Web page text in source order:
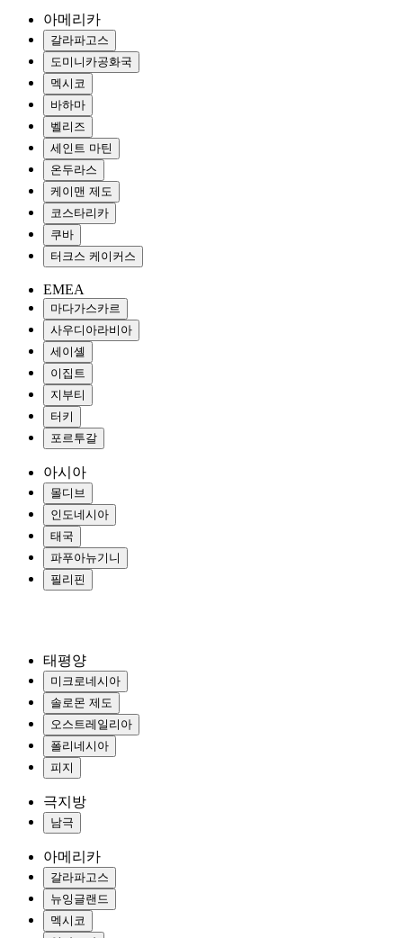
아메리카
갈라파고스
도미니카공화국
멕시코
바하마
벨리즈
세인트 마틴
온두라스
케이맨 제도
코스타리카
쿠바
터크스 케이커스
EMEA
마다가스카르
사우디아라비아
세이셸
이집트
지부티
터키
포르투갈
아시아
몰디브
인도네시아
태국
파푸아뉴기니
필리핀
태평양
미크로네시아
솔로몬 제도
오스트레일리아
폴리네시아
피지
극지방
남극
아메리카
갈라파고스
뉴잉글랜드
멕시코